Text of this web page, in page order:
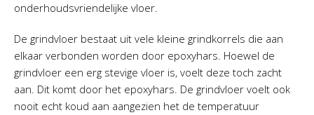
onderhoudsvriendelijke vloer.
De grindvloer bestaat uit vele kleine grindkorrels die aan
elkaar verbonden worden door epoxyhars. Hoewel de
grindvloer een erg stevige vloer is, voelt deze toch zacht
aan. Dit komt door het epoxyhars. De grindvloer voelt ook
nooit echt koud aan aangezien het de temperatuur